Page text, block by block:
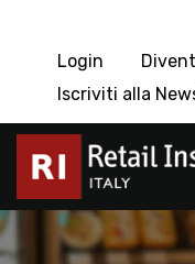
Login
Iscriviti alla